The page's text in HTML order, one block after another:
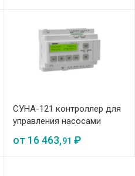
СУНА-121 контроллер для
управления насосами
от 16 463,91 ₽